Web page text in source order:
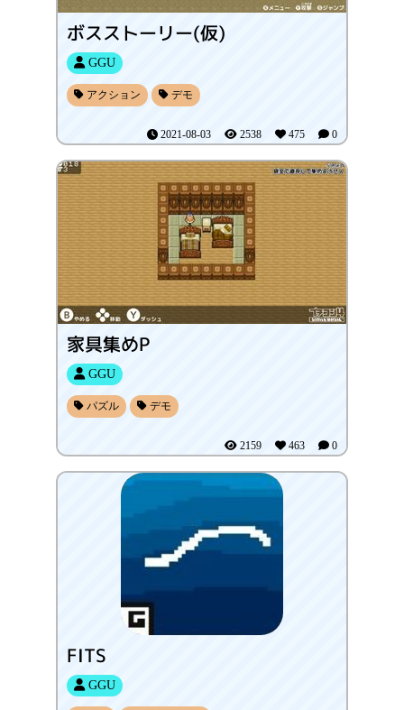
ボスストーリー(仮)
GGU
アクション デモ
2021-08-03 2538 475 0
家具集めP
GGU
パズル デモ
2159 463 0
FITS
GGU